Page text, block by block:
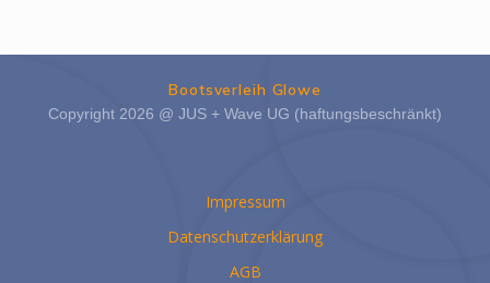
Bootsverleih Glowe
Copyright 2026 @ JUS + Wave UG (haftungsbeschränkt)
Impressum
Datenschutzerklärung
AGB